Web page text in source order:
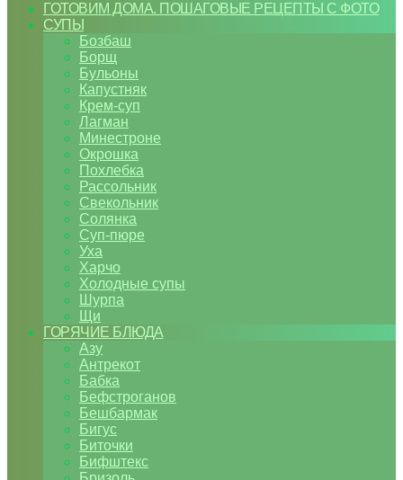
ГОТОВИМ ДОМА. ПОШАГОВЫЕ РЕЦЕПТЫ С ФОТО
СУПЫ
Бозбаш
Борщ
Бульоны
Капустняк
Крем-суп
Лагман
Минестроне
Окрошка
Похлебка
Рассольник
Свекольник
Солянка
Суп-пюре
Уха
Харчо
Холодные супы
Шурпа
Щи
ГОРЯЧИЕ БЛЮДА
Азу
Антрекот
Бабка
Бефстроганов
Бешбармак
Бигус
Биточки
Бифштекс